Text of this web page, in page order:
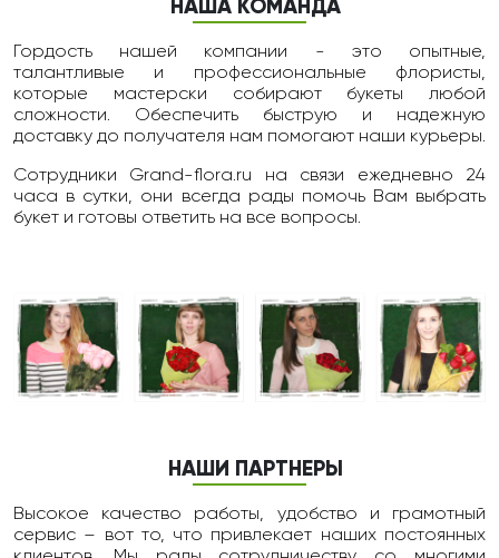
НАША КОМАНДА
Гордость нашей компании - это опытные,
талантливые и профессиональные флористы,
которые мастерски собирают букеты любой
сложности. Обеспечить быструю и надежную
доставку до получателя нам помогают наши курьеры.
Сотрудники Grand-flora.ru на связи ежедневно 24
чаcа в сутки, они всегда рады помочь Вам выбрать
букет и готовы ответить на все вопросы.
НАШИ ПАРТНЕРЫ
Высокое качество работы, удобство и грамотный
сервис – вот то, что привлекает наших постоянных